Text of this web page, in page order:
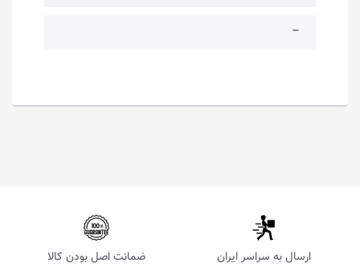
–
ارسال به سراسر ایران ضمانت اصل بودن کالا